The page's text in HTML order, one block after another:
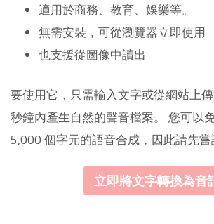
適用於商務、教育、娛樂等。
無需安裝，可從瀏覽器立即使用
也支援從圖像中讀出
要使用它，只需輸入文字或從網站上
秒鐘內產生自然的聲音檔案。 您可以
5,000 個字元的語音合成，因此請先嘗
立即將文字轉換為音